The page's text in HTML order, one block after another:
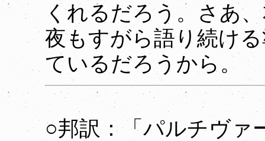
くれるだろう。さあ
夜もすがら語り続け
ているだろうから。
○邦訳：「パルチヴ